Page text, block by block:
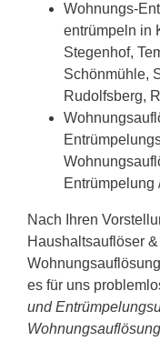
Wohnungs-
entrümpeln in
Stegenhof,
Schönmühle,
Rudolfsberg,
Entrümpelung
Nach Ihren
Haushaltsauflöser
es für uns
und